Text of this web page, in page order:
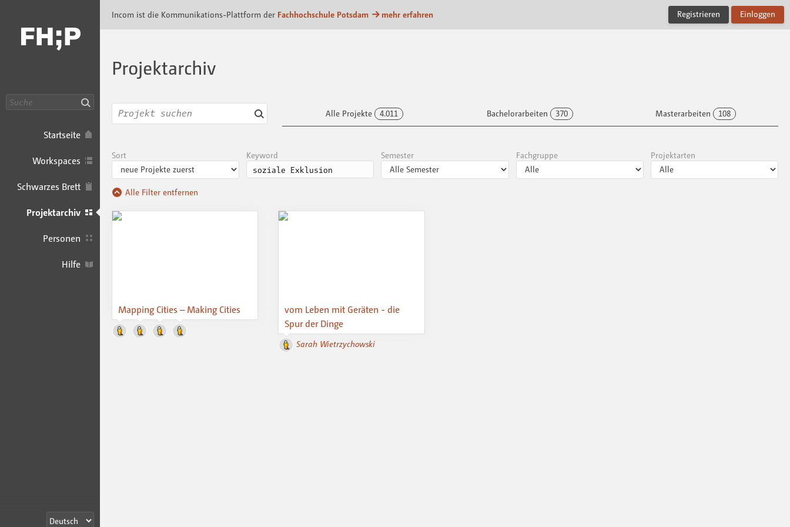
Startseite
Workspaces
Schwarzes Brett
Projektarchiv
Personen
Hilfe
Incom ist die Kommunikations-Plattform der Fachhochschule Potsdam mehr erfahren Registrieren Einloggen
Projektarchiv
Alle Projekte 4.011 Bachelorarbeiten 370 Masterarbeiten 108
Sort Keyword Semester Fachgruppe Projektarten
Alle Filter entfernen
Mapping Cities – Making Cities
vom Leben mit Geräten - die
Spur der Dinge
Sarah Wietrzychowski